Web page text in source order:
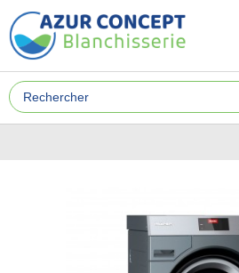
Panneau de gestion des cookies